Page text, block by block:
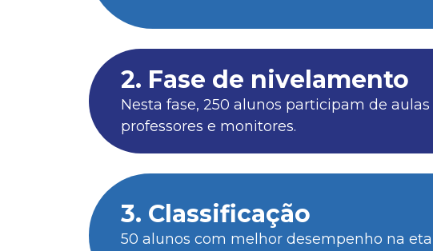
2. Fase de nivelamento
Nesta fase, 250 alunos participam de
professores e monitores.
3. Classificação
50 alunos com melhor desempenho na